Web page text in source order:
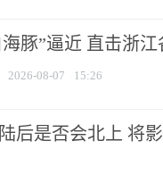
海豚”逼近 直击浙
2026-08-07 15:26
后是否会北上 将